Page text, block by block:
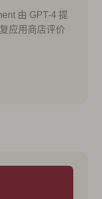
由 GPT-4 提
应用商店评价